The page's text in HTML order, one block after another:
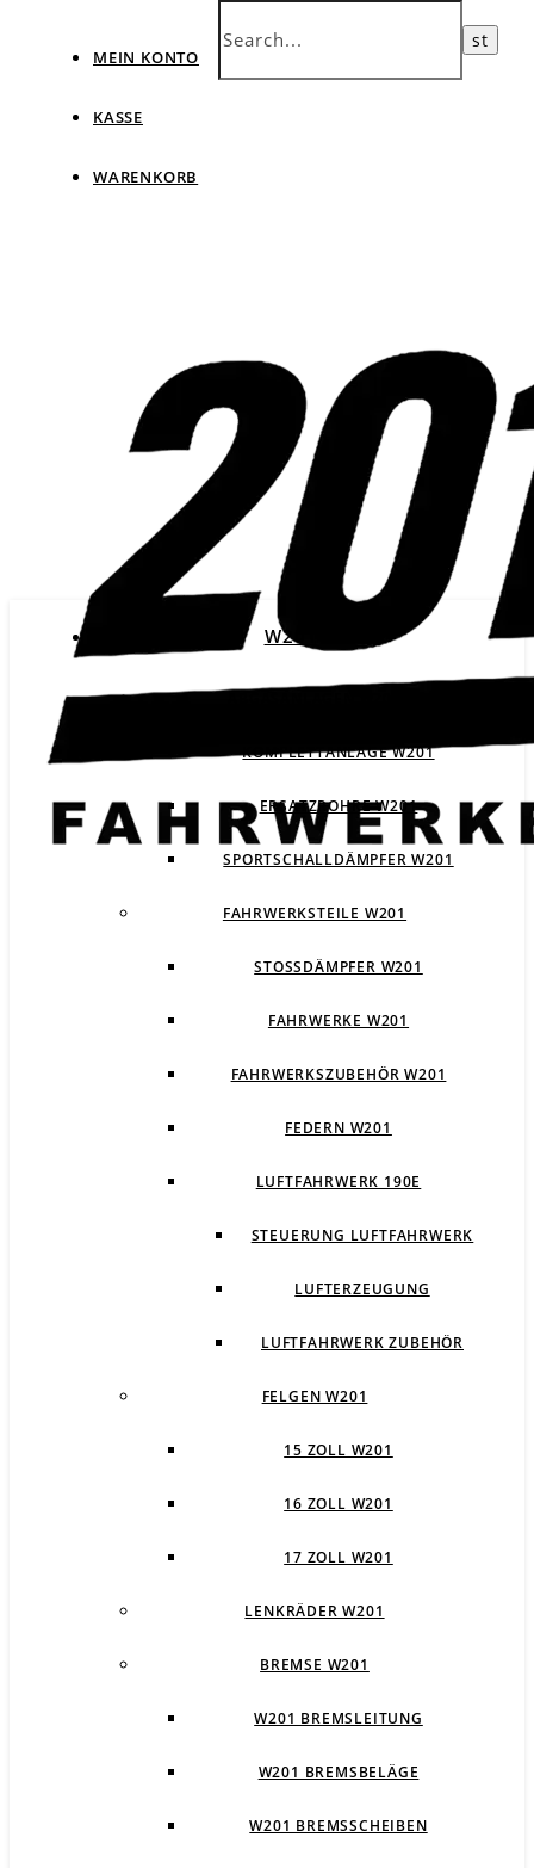
MEIN KONTO
KASSE
WARENKORB
W201
KOMPLETTANLAGE W201
ERSATZROHRE W201
SPORTSCHALLDÄMPFER W201
FAHRWERKSTEILE W201
STOSSDÄMPFER W201
FAHRWERKE W201
FAHRWERKSZUBEHÖR W201
FEDERN W201
LUFTFAHRWERK 190E
STEUERUNG LUFTFAHRWERK
LUFTERZEUGUNG
LUFTFAHRWERK ZUBEHÖR
FELGEN W201
15 ZOLL W201
16 ZOLL W201
17 ZOLL W201
LENKRÄDER W201
BREMSE W201
W201 BREMSLEITUNG
W201 BREMSBELÄGE
W201 BREMSSCHEIBEN